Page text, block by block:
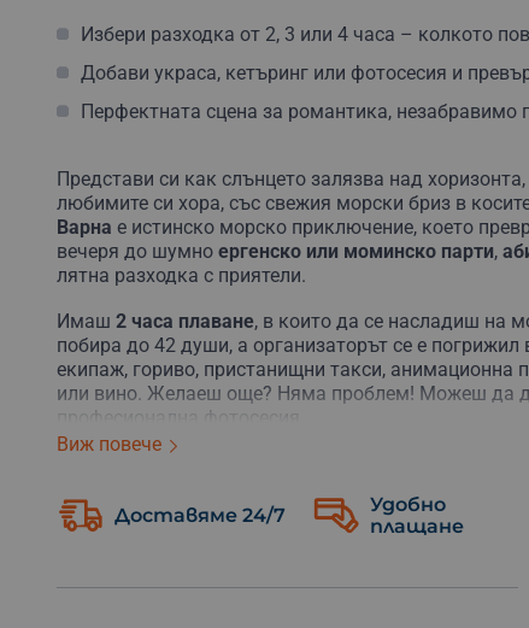
Избери разходка от 2, 3 или 4 часа – колкото
Добави украса, кетъринг или фотосесия и
Перфектната сцена за романтика, незабравимо
Представи си как слънцето залязва над хоризонта,
любимите си хора, със свежия морски бриз в
Варна е истинско морско приключение, което
вечеря до шумно ергенско или моминско парти,
лятна разходка с приятели.
Имаш 2 часа плаване, в които да се насладиш на
побира до 42 души, а организаторът се е погрижил
екипаж, гориво, пристанищни такси, анимационна
или вино. Желаеш още? Няма проблем! Можеш да
професионална
фотосесия
така че всички участници дасечувствашспокойни
преживяванезасебесиикомпаниятаси.Няма
Виж повече
Доставяме 24/7
Удобно
плащане